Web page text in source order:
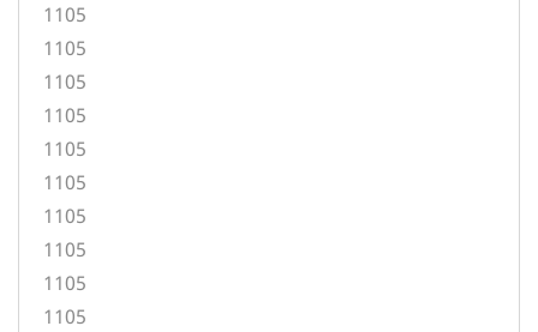
1105
1105
1105
1105
1105
1105
1105
1105
1105
1105